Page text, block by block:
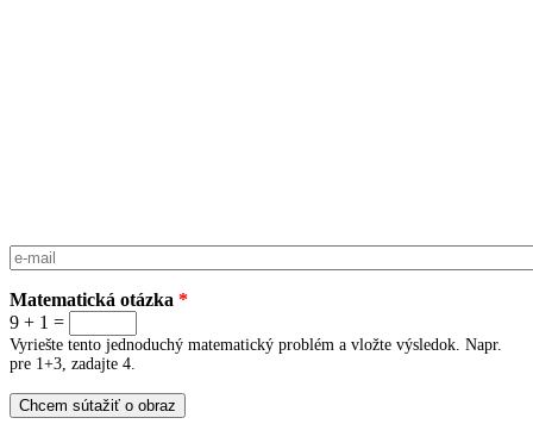
E-mail
Matematická otázka *
9 + 1 =
Vyriešte tento jednoduchý matematický problém a vložte výsledok. Napr.
pre 1+3, zadajte 4.